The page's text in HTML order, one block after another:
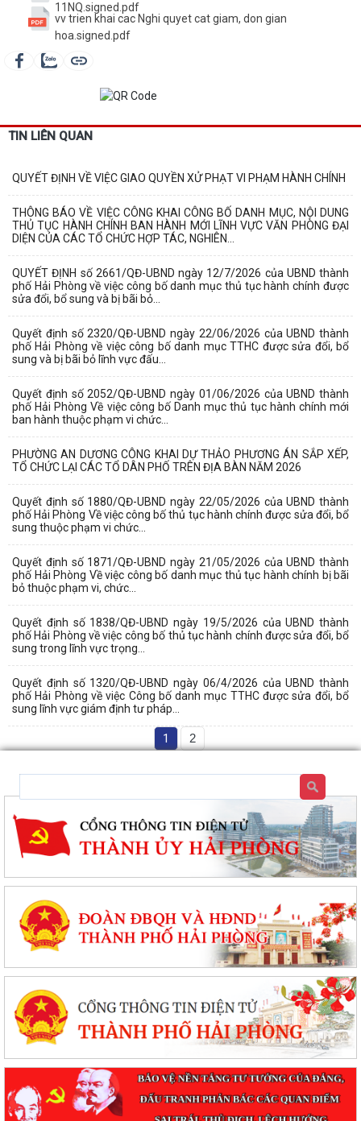
11NQ.signed.pdf
vv trien khai cac Nghi quyet cat giam, don gian
hoa.signed.pdf
TIN LIÊN QUAN
QUYẾT ĐỊNH VỀ VIỆC GIAO QUYỀN XỬ PHẠT VI PHẠM HÀNH CHÍNH
THÔNG BÁO VỀ VIỆC CÔNG KHAI CÔNG BỐ DANH MỤC, NỘI DUNG
THỦ TỤC HÀNH CHÍNH BAN HÀNH MỚI LĨNH VỰC VĂN PHÒNG ĐẠI
DIỆN CỦA CÁC TỔ CHỨC HỢP TÁC, NGHIÊN...
QUYẾT ĐỊNH số 2661/QĐ-UBND ngày 12/7/2026 của UBND thành
phố Hải Phòng về việc công bố danh mục thủ tục hành chính được
sửa đổi, bổ sung và bị bãi bỏ...
Quyết định số 2320/QĐ-UBND ngày 22/06/2026 của UBND thành
phố Hải Phòng về việc công bố danh mục TTHC được sửa đổi, bổ
sung và bị bãi bỏ lĩnh vực đấu...
Quyết định số 2052/QĐ-UBND ngày 01/06/2026 của UBND thành
phố Hải Phòng Về việc công bố Danh mục thủ tục hành chính mới
ban hành thuộc phạm vi chức...
PHƯỜNG AN DƯƠNG CÔNG KHAI DỰ THẢO PHƯƠNG ÁN SẮP XẾP,
TỔ CHỨC LẠI CÁC TỔ DÂN PHỐ TRÊN ĐỊA BÀN NĂM 2026
Quyết định số 1880/QĐ-UBND ngày 22/05/2026 của UBND thành
phố Hải Phòng Về việc công bố thủ tục hành chính được sửa đổi, bổ
sung thuộc phạm vi chức...
Quyết định số 1871/QĐ-UBND ngày 21/05/2026 của UBND thành
phố Hải Phòng Về việc công bố danh mục thủ tục hành chính bị bãi
bỏ thuộc phạm vi, chức...
Quyết định số 1838/QĐ-UBND ngày 19/5/2026 của UBND thành
phố Hải Phòng về việc công bố thủ tục hành chính được sửa đổi, bổ
sung trong lĩnh vực trọng...
Quyết định số 1320/QĐ-UBND ngày 06/4/2026 của UBND thành
phố Hải Phòng về việc Công bố danh mục TTHC được sửa đổi, bổ
sung lĩnh vực giám định tư pháp...
1 2